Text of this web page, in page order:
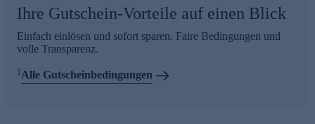
Ihre Gutschein-Vorteile auf einen Blick
Einfach einlösen und sofort sparen. Faire Bedingungen und
volle Transparenz.
1Alle Gutscheinbedingungen